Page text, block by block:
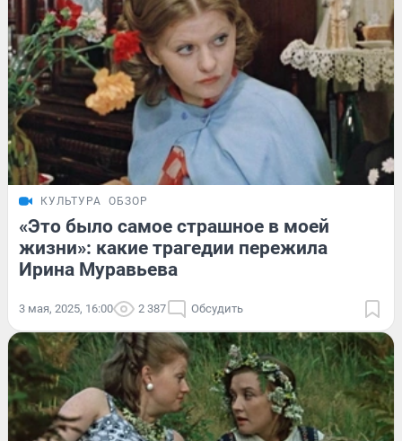
КУЛЬТУРА ОБЗОР
«Это было самое страшное в моей
жизни»: какие трагедии пережила
Ирина Муравьева
3 мая, 2025, 16:00 2 387 Обсудить